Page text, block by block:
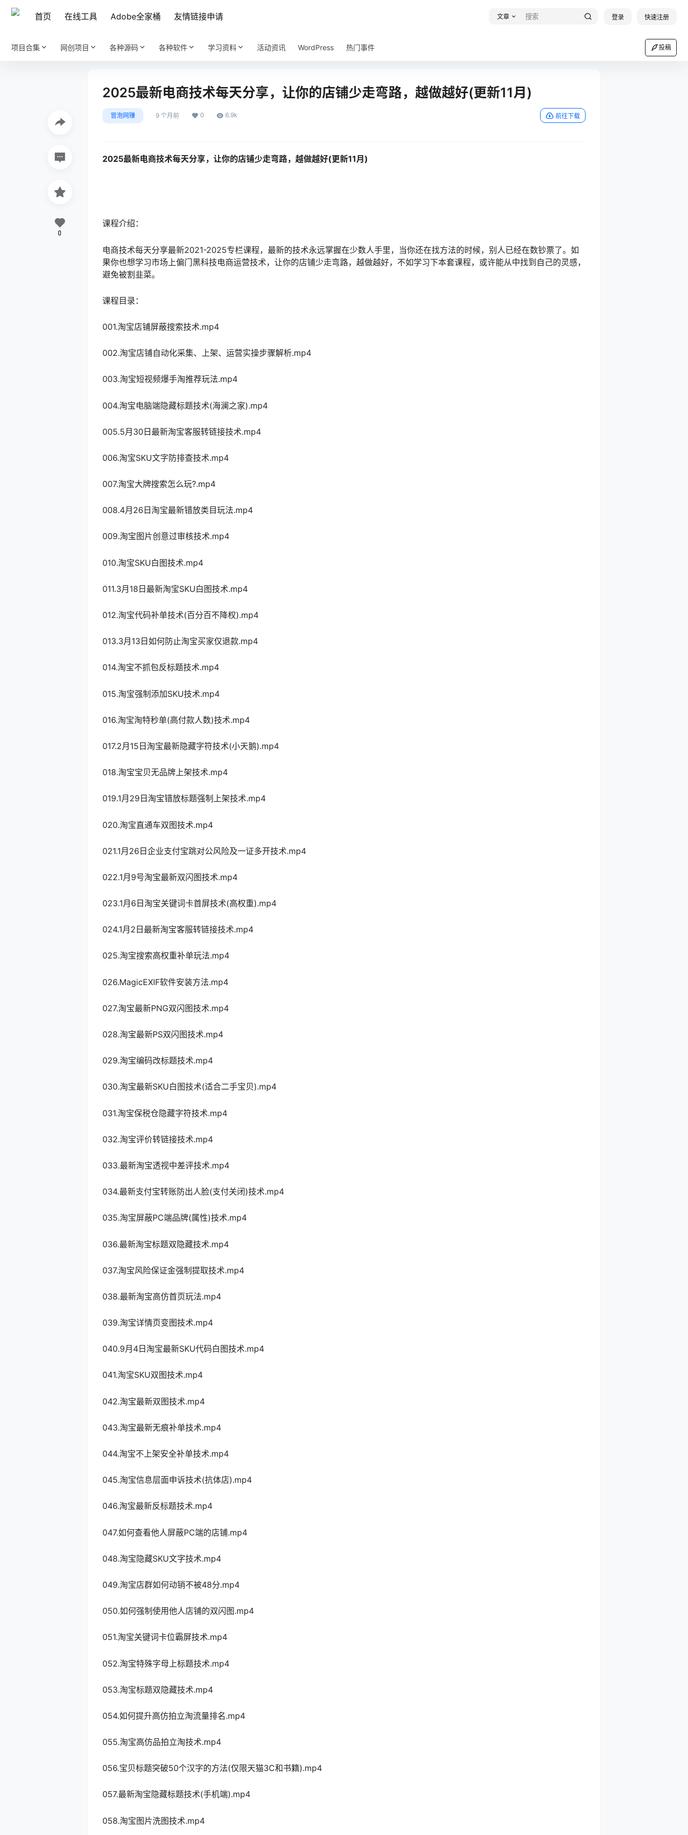
首页 在线工具 Adobe全家桶 友情链接申请 文章 登录 快速注册
项目合集 网创项目 各种源码 各种软件 学习资料 活动资讯 WordPress 热门事件 投稿
2025最新电商技术每天分享，让你的店铺少走弯路，越做越好(更新11月)
冒泡网赚 9 个月前 0 6.9k 前往下载
2025最新电商技术每天分享，让你的店铺少走弯路，越做越好(更新11月)
课程介绍：
电商技术每天分享最新2021-2025专栏课程，最新的技术永远掌握在少数人手里，当你还在找方法的时候，别人已经在数钞票了。如
果你也想学习市场上偏门黑科技电商运营技术，让你的店铺少走弯路，越做越好，不如学习下本套课程，或许能从中找到自己的灵感，
避免被割韭菜。
课程目录：
001.淘宝店铺屏蔽搜索技术.mp4
002.淘宝店铺自动化采集、上架、运营实操步骤解析.mp4
003.淘宝短视频爆手淘推荐玩法.mp4
004.淘宝电脑端隐藏标题技术(海澜之家).mp4
005.5月30日最新淘宝客服转链接技术.mp4
006.淘宝SKU文字防排查技术.mp4
007.淘宝大牌搜索怎么玩?.mp4
008.4月26日淘宝最新错放类目玩法.mp4
009.淘宝图片创意过审核技术.mp4
010.淘宝SKU白图技术.mp4
011.3月18日最新淘宝SKU白图技术.mp4
012.淘宝代码补单技术(百分百不降权).mp4
013.3月13日如何防止淘宝买家仅退款.mp4
014.淘宝不抓包反标题技术.mp4
015.淘宝强制添加SKU技术.mp4
016.淘宝淘特秒单(高付款人数)技术.mp4
017.2月15日淘宝最新隐藏字符技术(小天鹅).mp4
018.淘宝宝贝无品牌上架技术.mp4
019.1月29日淘宝错放标题强制上架技术.mp4
020.淘宝直通车双图技术.mp4
021.1月26日企业支付宝跳对公风险及一证多开技术.mp4
022.1月9号淘宝最新双闪图技术.mp4
023.1月6日淘宝关键词卡首屏技术(高权重).mp4
024.1月2日最新淘宝客服转链接技术.mp4
025.淘宝搜索高权重补单玩法.mp4
026.MagicEXIF软件安装方法.mp4
027.淘宝最新PNG双闪图技术.mp4
028.淘宝最新PS双闪图技术.mp4
029.淘宝编码改标题技术.mp4
030.淘宝最新SKU白图技术(适合二手宝贝).mp4
031.淘宝保税仓隐藏字符技术.mp4
032.淘宝评价转链接技术.mp4
033.最新淘宝透视中差评技术.mp4
034.最新支付宝转账防出人脸(支付关闭)技术.mp4
035.淘宝屏蔽PC端品牌(属性)技术.mp4
036.最新淘宝标题双隐藏技术.mp4
037.淘宝风险保证金强制提取技术.mp4
038.最新淘宝高仿首页玩法.mp4
039.淘宝详情页变图技术.mp4
040.9月4日淘宝最新SKU代码白图技术.mp4
041.淘宝SKU双图技术.mp4
042.淘宝最新双图技术.mp4
043.淘宝最新无痕补单技术.mp4
044.淘宝不上架安全补单技术.mp4
045.淘宝信息层面申诉技术(抗体店).mp4
046.淘宝最新反标题技术.mp4
047.如何查看他人屏蔽PC端的店铺.mp4
048.淘宝隐藏SKU文字技术.mp4
049.淘宝店群如何动销不被48分.mp4
050.如何强制使用他人店铺的双闪图.mp4
051.淘宝关键词卡位霸屏技术.mp4
052.淘宝特殊字母上标题技术.mp4
053.淘宝标题双隐藏技术.mp4
054.如何提升高仿拍立淘流量排名.mp4
055.淘宝高仿品拍立淘技术.mp4
056.宝贝标题突破50个汉字的方法(仅限天猫3C和书籍).mp4
057.最新淘宝隐藏标题技术(手机端).mp4
058.淘宝图片洗图技术.mp4
0